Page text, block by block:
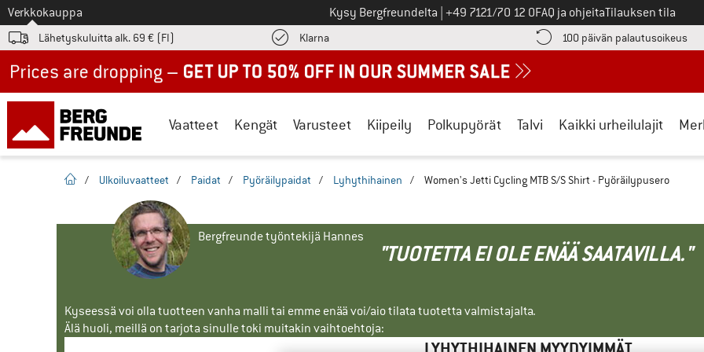
Tästä siirtyäksesi
Verkkokauppa Kysy Bergfreundelta Soita meille
+49 7121/70 12 0FAQ ja ohjeitaTilauksen tila
Lähetyskuluitta alk. 69 € (FI) KlarnaLöydä maksutiedot täältä! Avautuu tietokentässä 100 päivän palautusoikeus
Vaatteet Kengät Varusteet Kiipeily Polkupyörät Talvi Kaikki urheilulajit
Kotisivu
/ Ulkoiluvaatteet / Paidat / Pyöräilypaidat / Lyhythihainen / Women's Jetti Cycling MTB S/S Shirt - Pyöräilypusero
Bergfreunde työntekijä Hannes
"TUOTETTA EI OLE ENÄÄ SAATAVILLA."
Kyseessä voi olla tuotteen vanha malli tai emme enää voi/aio tilata tuotetta valmistajalta.
Älä huoli, meillä on tarjota sinulle toki muitakin vaihtoehtoja: